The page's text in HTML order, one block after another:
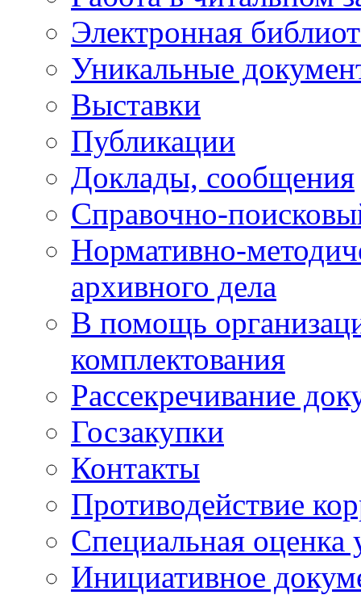
Электронная
Уникальные
Выставки
Публикации
Доклады, сообщения
Справочно-
Нормативно-
архивного дела
В помощь
комплектования
Рассекречивание
Госзакупки
Контакты
Противодействие
Специальная оценка
Инициативное